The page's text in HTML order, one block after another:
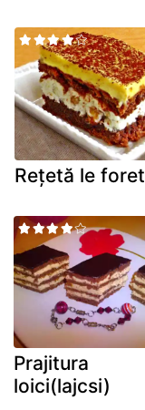
Rețetă le foret
Prajitura
loici(lajcsi)